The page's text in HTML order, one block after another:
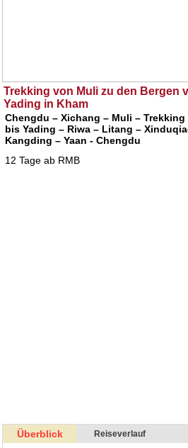
Trekking von Muli zu den Bergen
Yading in Kham
Chengdu – Xichang – Muli –
bis Yading – Riwa – Litang –
Kangding – Yaan - Chengdu
12 Tage ab RMB
Überblick Reiseverlauf